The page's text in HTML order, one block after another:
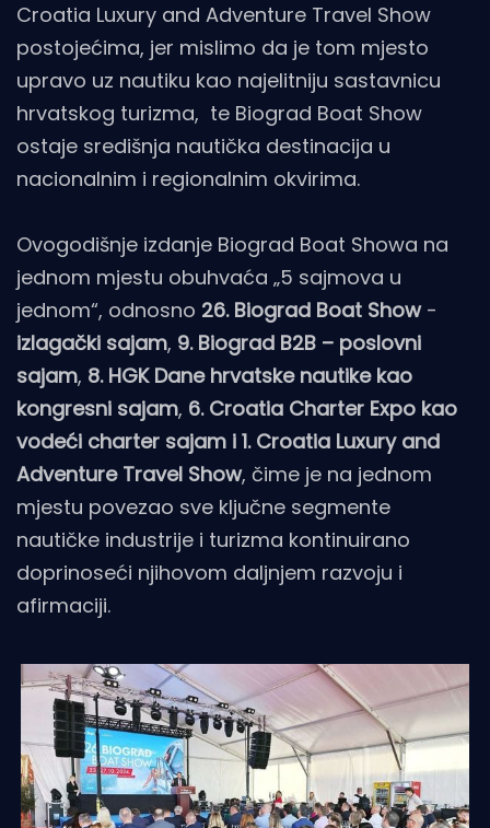
Croatia Luxury and Adventure Travel Show
postojećima, jer mislimo da je tom mjesto
upravo uz nautiku kao najelitniju sastavnicu
hrvatskog turizma, te Biograd Boat Show
ostaje središnja nautička destinacija u
nacionalnim i regionalnim okvirima.
Ovogodišnje izdanje Biograd Boat Showa na
jednom mjestu obuhvaća „5 sajmova u
jednom“, odnosno 26. Biograd Boat Show-
izlagački sajam, 9. Biograd B2B – poslovni
sajam, 8. HGK Dane hrvatske nautike kao
kongresni sajam, 6. Croatia Charter Expo kao
vodeći charter sajam i 1. Croatia Luxury and
Adventure Travel Show, čime je na jednom
mjestu povezao sve ključne segmente
nautičke industrije i turizma kontinuirano
doprinoseći njihovom daljnjem razvoju i
afirmaciji.